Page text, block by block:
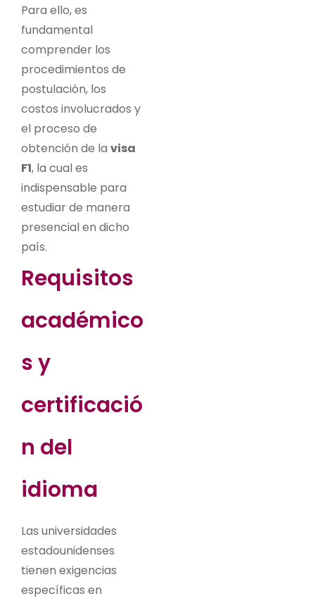
Para ello, es
fundamental
comprender los
procedimientos de
postulación, los
costos involucrados y
el proceso de
obtención de la visa
F1, la cual es
indispensable para
estudiar de manera
presencial en dicho
país.
Requisitos
académico
s y
certificació
n del
idioma
Las universidades
estadounidenses
tienen exigencias
específicas en